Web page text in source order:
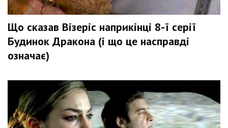
Що сказав Візеріс наприкінці 8-ї серії
Будинок Дракона (і що це насправді
означає)